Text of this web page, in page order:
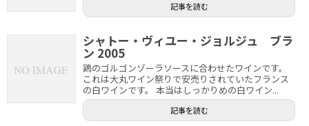
記事を読む
シャトー・ヴィユー・ジョルジュ ブラ
ン 2005
鶏のゴルゴンゾーラソースに合わせたワインです。
これは大丸ワイン祭りで安売りされていたフランス
の白ワインです。 本当はしっかりめの白ワイン...
記事を読む